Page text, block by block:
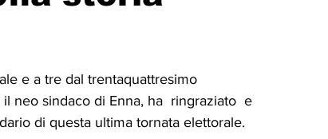
RUBRICA: LA NOSTRA
e a tre dal trentaquattresimo
neo sindaco di Enna, ha  ringraziato  e
di questa ultima tornata elettorale.